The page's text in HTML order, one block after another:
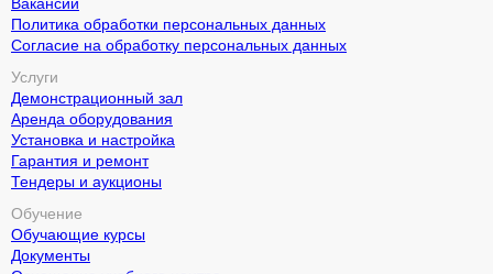
Политика обработки персональных данных
Согласие на обработку персональных данных
Услуги
Демонстрационный зал
Аренда оборудования
Установка и настройка
Гарантия и ремонт
Тендеры и аукционы
Обучение
Обучающие курсы
Документы